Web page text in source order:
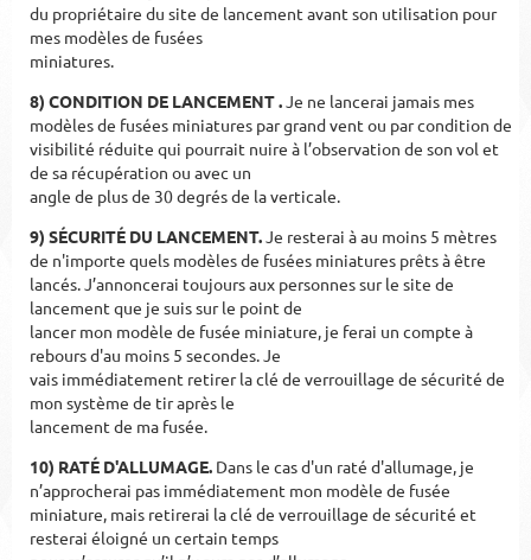
du propriétaire du site de lancement avant son utilisation pour
mes modèles de fusées
miniatures.
8) CONDITION DE LANCEMENT .Je ne lancerai jamais mes
modèles de fusées miniatures par grand vent ou par condition de
visibilité réduite qui pourrait nuire à l’observation de son vol et
de sa récupération ou avec un
angle de plus de 30 degrés de la verticale.
9) SÉCURITÉ DU LANCEMENT.Je resterai à au moins 5 mètres
de n'importe quels modèles de fusées miniatures prêts à être
lancés.J’annoncerai toujours aux personnes sur le site de
lancement que je suis sur le point de
lancer mon modèle de fusée miniature, je ferai un compte à
rebours d'au moins 5 secondes. Je
vais immédiatement retirer la clé de verrouillage de sécurité de
mon système de tir après le
lancement de ma fusée.
10) RATÉ D'ALLUMAGE. Dans le cas d'un raté d'allumage, je
n’approcherai pas immédiatement mon modèle de fusée
miniature, mais retirerai la clé de verrouillage de sécurité et
resterai éloigné un certain temps